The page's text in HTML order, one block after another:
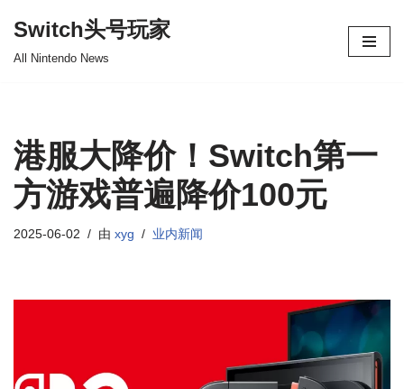
Switch头号玩家
All Nintendo News
港服大降价！Switch第一
方游戏普遍降价100元
2025-06-02 由 xyg 业内新闻